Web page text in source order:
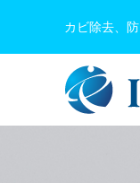
カビ除去、